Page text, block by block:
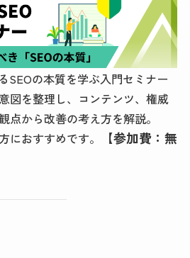
SEOの本質を学ぶ入門セミナー
図を整理し、コンテンツ、権威
点から改善の考え方を解説。
におすすめです。
【参加費：無